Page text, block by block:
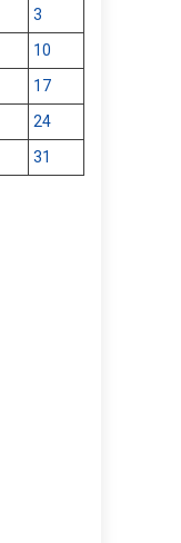
3
10
17
24
31